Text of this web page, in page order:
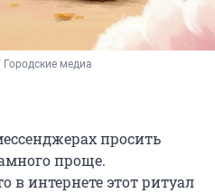
медиа
просить
проще.
в интернете этот ритуал